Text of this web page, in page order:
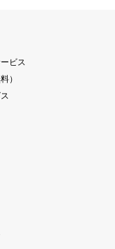
ビス
）